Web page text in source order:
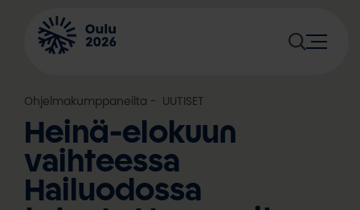
sisältöön
Ohjelmakumppaneilta UUTISET
Heinä-elokuun
vaihteessa
Hailuodossa